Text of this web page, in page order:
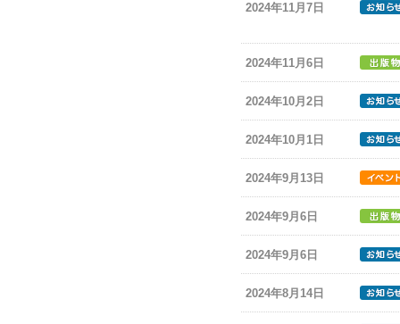
2024年11月7日
2024年11月6日
2024年10月2日
2024年10月1日
2024年9月13日
2024年9月6日
2024年9月6日
2024年8月14日